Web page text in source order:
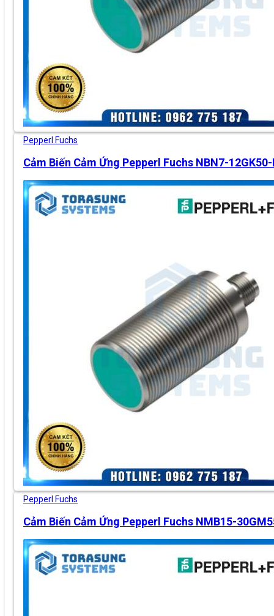
Pepperl Fuchs
Cảm Biến Cảm Ứng Pepperl Fuchs NBN7-
Pepperl Fuchs
Cảm Biến Cảm Ứng Pepperl Fuchs NMB15-